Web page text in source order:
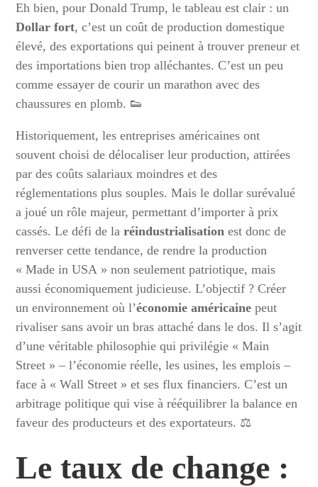
Eh bien, pour Donald Trump, le tableau est clair : un
Dollar fort, c’est un coût de production domestique
élevé, des exportations qui peinent à trouver preneur et
des importations bien trop alléchantes. C’est un peu
comme essayer de courir un marathon avec des
chaussures en plomb. 👟
Historiquement, les entreprises américaines ont
souvent choisi de délocaliser leur production, attirées
par des coûts salariaux moindres et des
réglementations plus souples. Mais le dollar surévalué
a joué un rôle majeur, permettant d’importer à prix
cassés. Le défi de laréindustrialisation est donc de
renverser cette tendance, de rendre la production
« Made in USA » non seulement patriotique, mais
aussi économiquement judicieuse. L’objectif ? Créer
un environnement où l’économie américaine peut
rivaliser sans avoir un bras attaché dans le dos. Il s’agit
d’une véritable philosophie qui privilégie « Main
Street » – l’économie réelle, les usines, les emplois –
face à « Wall Street » et ses flux financiers. C’est un
arbitrage politique qui vise à rééquilibrer la balance en
faveur des producteurs et des exportateurs. ⚖️
Letaux de change :